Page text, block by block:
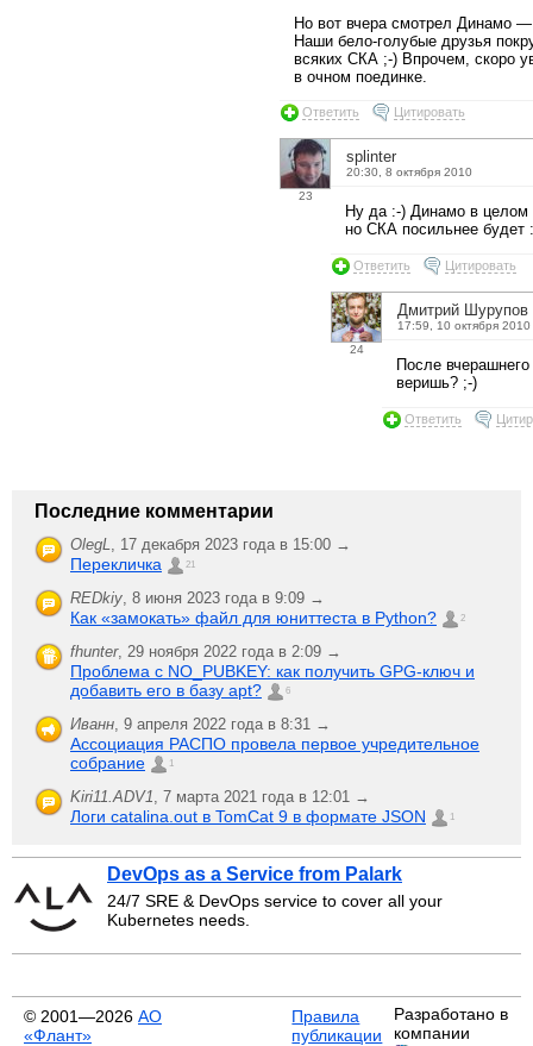
Но вот вчера смотрел Динамо
Наши бело-голубые друзья
всяких СКА ;-) Впрочем, скоро
в очном поединке.
Ответить Цитировать
23
splinter
20:30, 8 октября 2010
Ну да :-) Динамо в целом
но СКА посильнее будет
Ответить Цитировать
24
Дмитрий Шурупов
17:59, 10 октября 2010
После
веришь? ;-)
Ответить
Последние комментарии
OlegL 17 декабря 2023 года в 15:00 →
Перекличка 21
REDkiy 8 июня 2023 года в 9:09 →
Как «замокать» файл для юниттеста в Python? 2
fhunter, 29 ноября 2022 года в 2:09 →
Проблема с NO_PUBKEY: как получить GPG-ключ и
добавить его в базу apt?
6
Иванн 9 апреля 2022 года в 8:31 →
Ассоциация РАСПО провела первое учредительное
собрание
1
Kiri11.ADV1 7 марта 2021 года в 12:01 →
Логи catalina.out в TomCat 9 в формате JSON 1
DevOps as a Service from Palark
24/7 SRE & DevOps service to cover all your
Kubernetes needs.
© 2001—2026 АО
«Флант»
Правила
публикации
Разработано в
компании